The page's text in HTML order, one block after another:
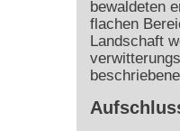
bewaldeten
flachen
Landschaft